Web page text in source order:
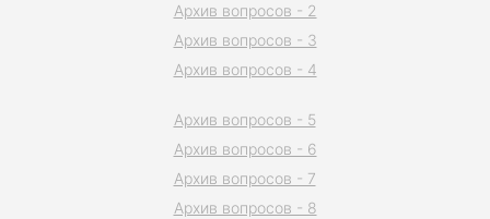
Архив вопросов - 2
Архив вопросов - 3
Архив вопросов - 4
Архив вопросов - 5
Архив вопросов - 6
Архив вопросов - 7
Архив вопросов - 8